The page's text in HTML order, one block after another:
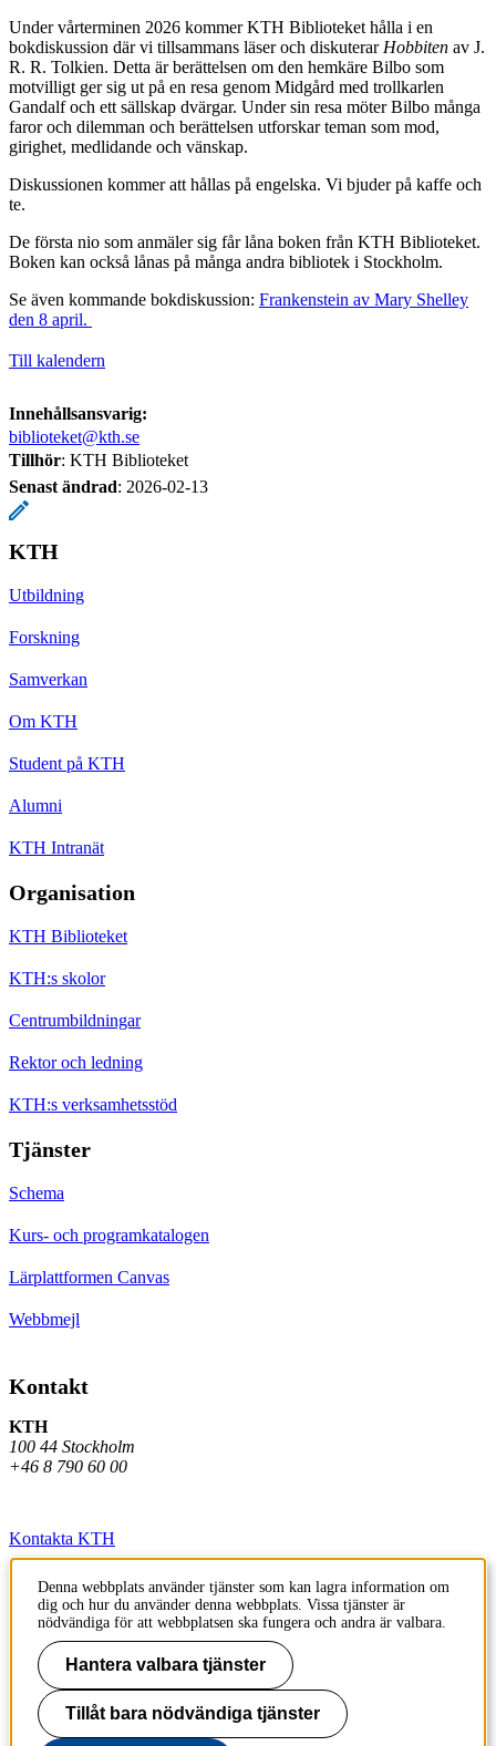
Under vårterminen 2026 kommer KTH Biblioteket hålla i en
bokdiskussion där vi tillsammans läser och diskuterar Hobbiten av J.
R. R. Tolkien. Detta är berättelsen om den hemkäre Bilbo som
motvilligt ger sig ut på en resa genom Midgård med trollkarlen
Gandalf och ett sällskap dvärgar. Under sin resa möter Bilbo många
faror och dilemman och berättelsen utforskar teman som mod,
girighet, medlidande och vänskap.
Diskussionen kommer att hållas på engelska. Vi bjuder på kaffe och
te.
De första nio som anmäler sig får låna boken från KTH Biblioteket.
Boken kan också lånas på många andra bibliotek i Stockholm.
Se även kommande bokdiskussion: Frankenstein av Mary Shelley
den 8 april.
Till kalendern
Innehållsansvarig:
biblioteket@kth.se
Tillhör: KTH Biblioteket
Senast ändrad: 2026-02-13
KTH
Utbildning
Forskning
Samverkan
Om KTH
Student på KTH
Alumni
KTH Intranät
Organisation
KTH Biblioteket
KTH:s skolor
Centrumbildningar
Rektor och ledning
KTH:s verksamhetsstöd
Tjänster
Schema
Kurs- och programkatalogen
Lärplattformen Canvas
Webbmejl
Kontakt
KTH
100 44 Stockholm
+46 8 790 60 00
Kontakta KTH
Jobba på KTH
Press och media
Faktura och betalning KTH
Om KTH:s webbplatser
Denna webbplats använder tjänster som kan lagra information om
dig och hur du använder denna webbplats. Vissa tjänster är
nödvändiga för att webbplatsen ska fungera och andra är valbara.
Hantera valbara tjänster
Tillåt bara nödvändiga tjänster